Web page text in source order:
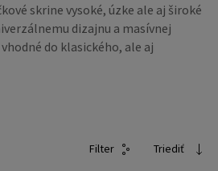
skrine vysoké, úzke ale aj široké
dizajnu a masívnej
do klasického, ale aj
Filter Triediť